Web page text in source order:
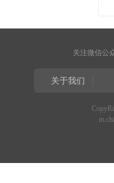
关注微信公
关于我们